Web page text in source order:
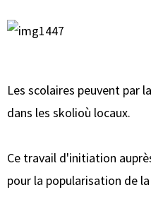
Les scolaires peuvent par
dans les skolioù locaux.
Ce travail d'initiation
pour la popularisation de